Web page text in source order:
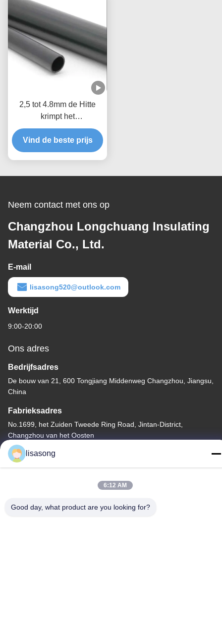
2,5 tot 4.8mm de Hitte
krimpt het
Neopreenzwarte van de
Isolatiebuis
Vind de beste prijs
Neem contact met ons op
Changzhou Longchuang Insulating
Material Co., Ltd.
E-mail
lisasong520@outlook.com
Werktijd
9:00-20:00
Ons adres
Bedrijfsadres
De bouw van 21, 600 Tongjiang Middenweg Changzhou, Jiangsu,
China
Fabrieksadres
No.1699, het Zuiden Tweede Ring Road, Jintan-District,
Changzhou van het Oosten
Telefoon
86--18112317931
lisasong
6:12 AM
Good day, what product are you looking for?